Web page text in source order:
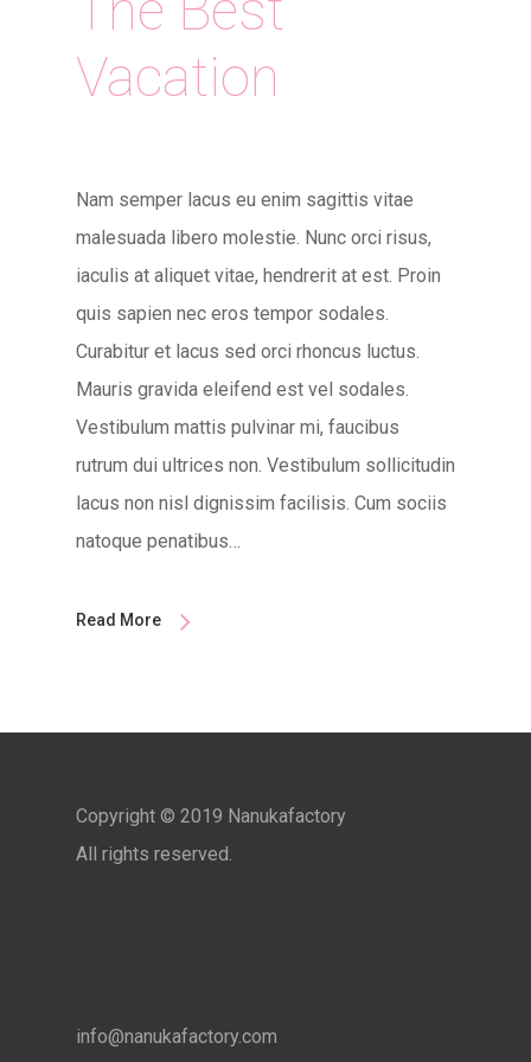
Vacation
Nam semper lacus eu enim sagittis vitae
malesuada libero molestie. Nunc orci risus,
iaculis at aliquet vitae, hendrerit at est. Proin
quis sapien nec eros tempor sodales.
Curabitur et lacus sed orci rhoncus luctus.
Mauris gravida eleifend est vel sodales.
Vestibulum mattis pulvinar mi, faucibus
rutrum dui ultrices non. Vestibulum sollicitudin
lacus non nisl dignissim facilisis. Cum sociis
natoque penatibus…
Read More
Copyright © 2019 Nanukafactory
All rights reserved.
info@nanukafactory.com